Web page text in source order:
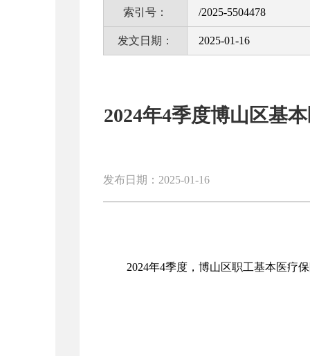
索引号： /2025-5504478
发文日期： 2025-01-16
2024年4季度博山区基
发布日期：2025-01-16
2024年4季度，博山区职工基本医疗